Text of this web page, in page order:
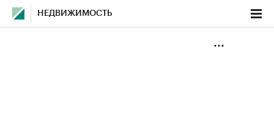
НЕДВИЖИМОСТЬ